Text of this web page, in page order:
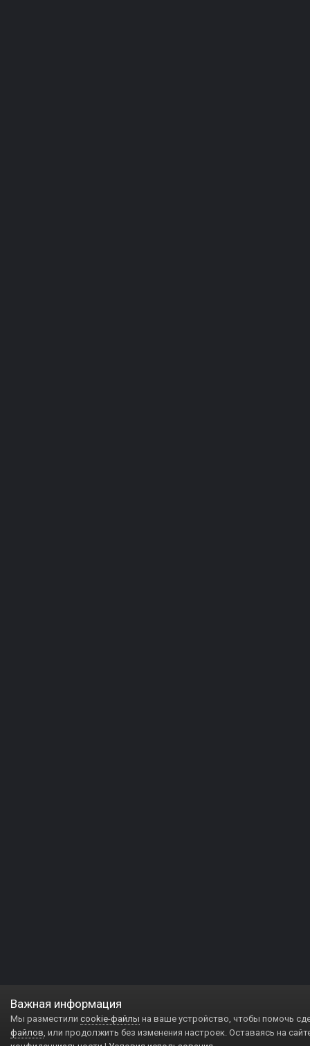
Важная информация
Мы разместили cookie-файлы на ваше устройство, чтобы помочь
файлов, или продолжить без изменения настроек. Оставаясь на